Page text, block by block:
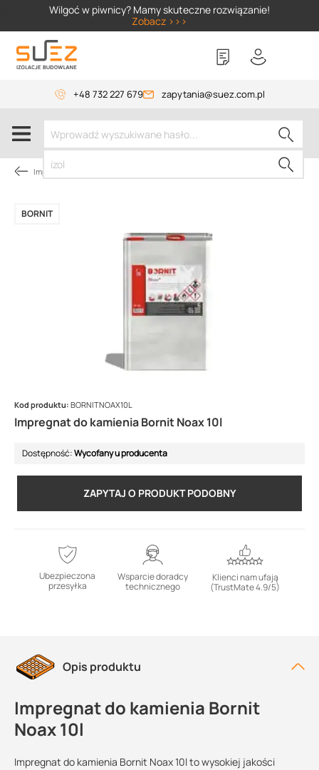
Wilgoć w piwnicy? Mamy skuteczne rozwiązanie!
Zobacz >>>
+48 732 227 679 zapytania@suez.com.pl
Impregnaty
Impregnat do kamienia Bornit Noax 10l
BORNIT
Kod produktu: BORNITNOAX10L
Dostępność:Wycofany u producenta
ZAPYTAJ O PRODUKT PODOBNY
Ubezpieczona
przesyłka
Wsparcie doradcy
technicznego
Klienci nam ufają
(TrustMate 4.9/5)
Opis produktu
Impregnat do kamienia Bornit
Noax 10l
Impregnat do kamienia Bornit Noax 10l to wysokiej jakości